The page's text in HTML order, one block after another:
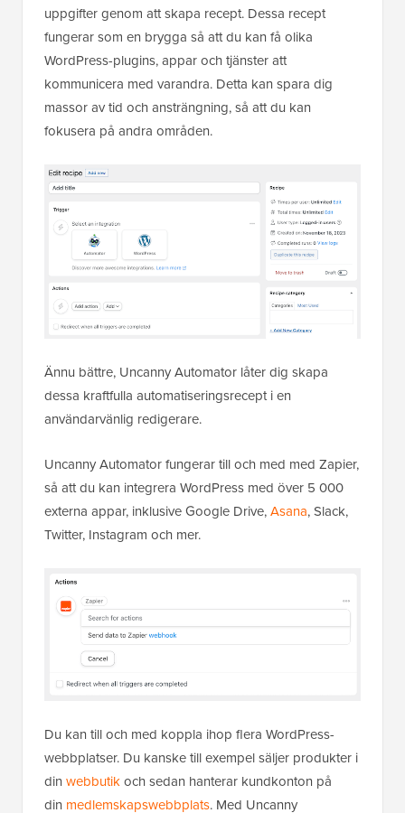
uppgifter genom att skapa recept. Dessa recept
fungerar som en brygga så att du kan få olika
WordPress-plugins, appar och tjänster att
kommunicera med varandra. Detta kan spara dig
massor av tid och ansträngning, så att du kan
fokusera på andra områden.
Ännu bättre, Uncanny Automator låter dig skapa
dessa kraftfulla automatiseringsrecept i en
användarvänlig redigerare.
Uncanny Automator fungerar till och med med Zapier,
så att du kan integrera WordPress med över 5 000
externa appar, inklusive Google Drive,Asana, Slack,
Twitter, Instagram och mer.
Du kan till och med koppla ihop flera WordPress-
webbplatser. Du kanske till exempel säljer produkter i
din webbutikoch sedan hanterar kundkonton på
din medlemskapswebbplats. Med Uncanny